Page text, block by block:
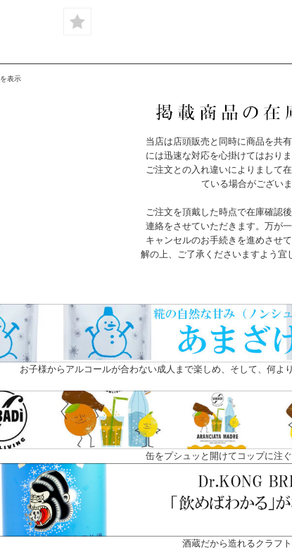
表示
当店は店頭販売と同時に商品を共
には迅速な対応を心掛けてはおり
ご注文との入れ違いによりまして
ている場合がござい
ご注文を頂戴した時点で在庫確認
連絡をさせていただきます。万が
キャンセルのお手続きを進めさせ
解の上、ご了承くださいますよう宜
お子様からアルコールが合わない成人まで楽しめ、そして、何
缶をプシュッと開けてコップに注
酒蔵だから造れるクラフ